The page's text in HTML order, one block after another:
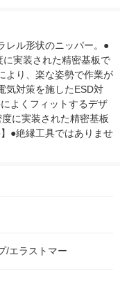
オリジナル
レル形状のニッパー。●
実装された精密基板で
より、楽な姿勢で作業が
気対策を施したESD対
よくフィットするデザ
に実装された精密基板
●絶縁工具ではありませ
/エラストマー